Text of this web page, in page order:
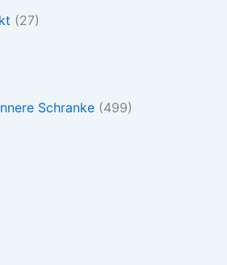
(27)
Schranke(499)